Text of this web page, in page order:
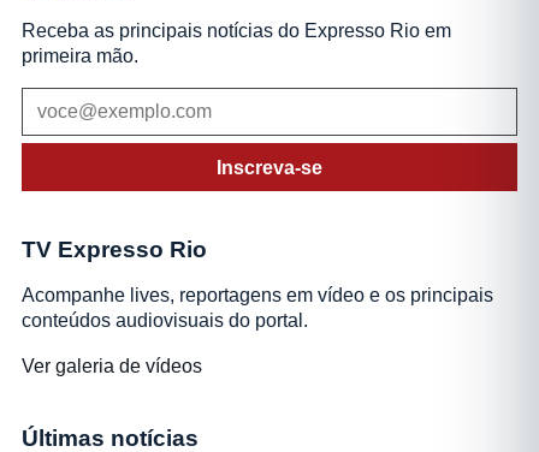
Receba as principais notícias do Expresso Rio em
primeira mão.
Inscreva-se
TV Expresso Rio
Acompanhe lives, reportagens em vídeo e os principais
conteúdos audiovisuais do portal.
Ver galeria de vídeos
Últimas notícias